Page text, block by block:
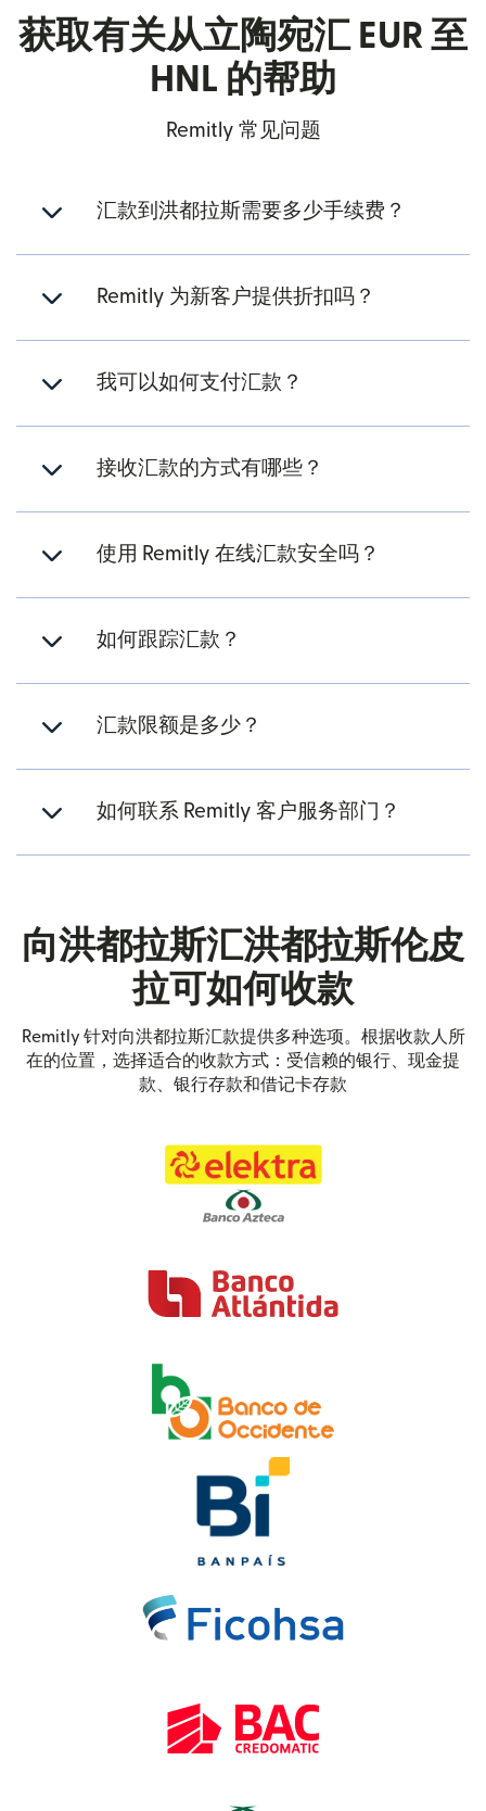
获取有关从立陶宛汇 EUR 至
HNL 的帮助
Remitly 常见问题
汇款到洪都拉斯需要多少手续费？
Remitly 为新客户提供折扣吗？
我可以如何支付汇款？
接收汇款的方式有哪些？
使用 Remitly 在线汇款安全吗？
如何跟踪汇款？
汇款限额是多少？
如何联系 Remitly 客户服务部门？
向洪都拉斯汇洪都拉斯伦皮
拉可如何收款
Remitly 针对向洪都拉斯汇款提供多种选项。根据收款人所
在的位置，选择适合的收款方式：受信赖的银行、现金提
款、银行存款和借记卡存款